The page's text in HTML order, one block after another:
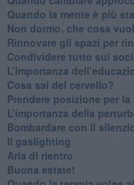
​Quando la mente è più
Non dormo, che cosa
​Rinnovare gli spazi per
​Condividere tutto sui
​L’importanza
​Cosa sai del cervello?
Prendere posizione per
L’importanza della
​Bombardare con il
Il gaslighting
Aria di rientro
Buona estate!